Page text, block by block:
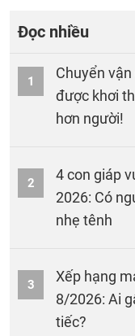
Đọc nhiều
1
Chuyển
được khơi
hơn người!
2
4 con giáp
2026: Có
nhẹ tênh
3
Xếp hạng
8/2026: Ai
tiếc?